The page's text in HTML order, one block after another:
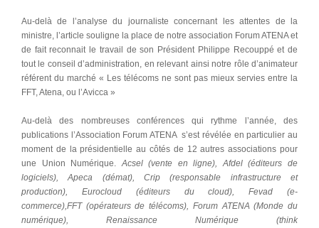
Au-delà de l’analyse du journaliste concernant les attentes de la
ministre, l’article souligne la place de notre association Forum ATENA et
de fait reconnait le travail de son Président Philippe Recouppé et de
tout le conseil d’administration, en relevant ainsi notre rôle d’animateur
référent du marché « Les télécoms ne sont pas mieux servies entre la
FFT, Atena, ou l’Avicca »
Au-delà des nombreuses conférences qui rythme l’année, des
publications l’Association Forum ATENA s’est révélée en particulier au
moment de la présidentielle au côtés de 12 autres associations pour
une Union Numérique. Acsel (vente en ligne), Afdel (éditeurs de
logiciels), Apeca (démat), Crip (responsable infrastructure et
production), Eurocloud (éditeurs du cloud), Fevad (e-
commerce),FFT (opérateurs de télécoms), Forum ATENA (Monde du
numérique), Renaissance Numérique (think